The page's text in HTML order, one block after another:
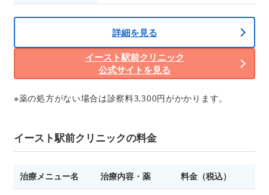
詳細を見る
イースト駅前クリニック
公式サイトを見る
※薬の処方がない場合は診察料3,300円がかかります。
イースト駅前クリニックの料金
治療メニュー名 治療内容・薬 料金（税込）